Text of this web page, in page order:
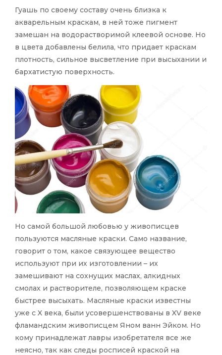
Гуашь по своему составу очень близка к
акварельным краскам, в ней тоже пигмент
замешан на водорастворимой клеевой основе. Но
в цвета добавлены белила, что придает краскам
плотность, сильное высветление при высыхании и
бархатистую поверхность.
Но самой большой любовью у живописцев
пользуются масляные краски. Само название,
говорит о том, какое связующее вещество
используют при их изготовлении – их
замешивают на сохнущих маслах, алкидных
смолах и растворителе, позволяющем краске
быстрее высыхать. Масляные краски известны
уже с X века, были усовершенствованы в XV веке
фламандским живописцем Яном ванн Эйком. Но
кому принадлежат лавры изобретателя все же
неясно, так как следы росписей краской на